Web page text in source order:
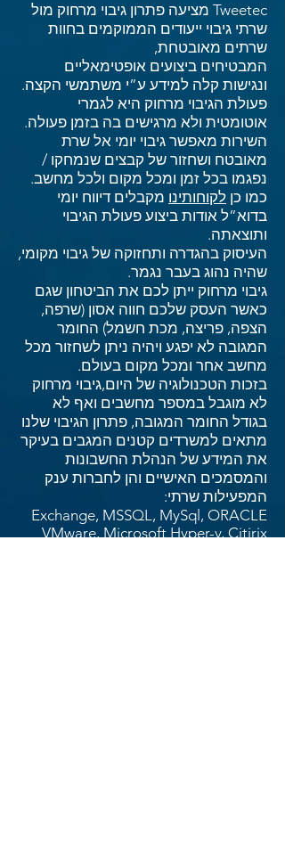
Tweetec מציעה פתרון גיבוי מרחוק מול
שרתי גיבוי ייעודים הממוקמים בחוות
שרתים מאובטחת,
המבטיחים ביצועים אופטימאליים
ונגישות קלה למידע ע”י משתמשי הקצה.
פעולת הגיבוי מרחוק היא לגמרי
אוטומטית ולא מרגישים בה בזמן פעולה.
השירות מאפשר גיבוי יומי אל שרת
מאובטח ושחזור של קבצים שנמחקו /
נפגמו בכל זמן ומכל מקום ולכל מחשב.
כמו כן לקוחותינו מקבלים דיווח יומי
בדוא”ל אודות ביצוע פעולת הגיבוי
ותוצאתה.
העיסוק בהגדרה ותחזוקה של גיבוי מקומי,
שהיה נהוג בעבר נגמר.
גיבוי מרחוק ייתן לכם את הביטחון שגם
כאשר העסק שלכם חווה אסון (שרפה,
הצפה, פריצה, מכת חשמל) החומר
המגובה לא יפגע ויהיה ניתן לשחזור מכל
מחשב אחר ומכל מקום בעולם.
בזכות הטכנולוגיה של היום,גיבוי מרחוק
לא מוגבל במספר מחשבים ואף לא
בגודל החומר המגובה, פתרון הגיבוי שלנו
מתאים למשרדים קטנים המגבים בעיקר
את המידע של הנהלת החשבונות
והמסמכים האישיים והן לחברות ענק
המפעילות שרתי:
Exchange, MSSQL, MySql, ORACLE
VMware, Microsoft Hyper-v, Citirix